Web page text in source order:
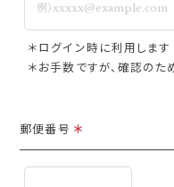
＊ログイン時に利用します
＊お手数ですが、確認のた
郵便番号 ＊